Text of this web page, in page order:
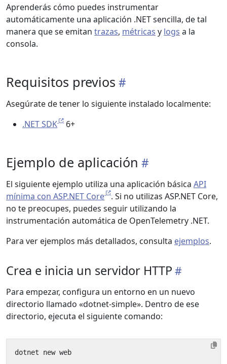
Aprenderás cómo puedes instrumentar
automáticamente una aplicación .NET sencilla, de tal
manera que se emitan trazas, métricas y logs a la
consola.
Requisitos previos
Asegúrate de tener lo siguiente instalado localmente:
.NET SDK
6+
Ejemplo de aplicación
El siguiente ejemplo utiliza una aplicación básica API
mínima con ASP.NET Core
. Si no utilizas ASP.NET Core,
no te preocupes, puedes seguir utilizando la
instrumentación automática de OpenTelemetry .NET.
Para ver ejemplos más detallados, consulta ejemplos.
Crea e inicia un servidor HTTP
Para empezar, configura un entorno en un nuevo
directorio llamado «dotnet-simple». Dentro de ese
directorio, ejecuta el siguiente comando: